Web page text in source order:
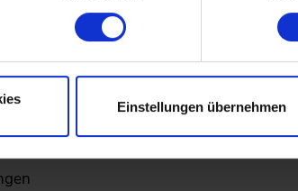
Einstellungen übernehmen
Programmierung